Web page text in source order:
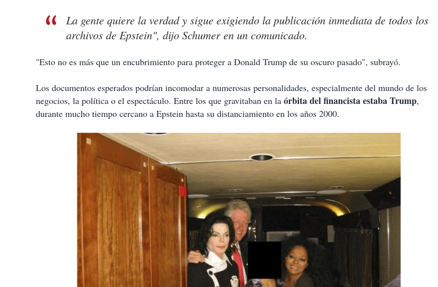
La gente quiere la verdad y sigue exigiendo la publicación inmediata de todos los
archivos de Epstein", dijo Schumer en un comunicado.
"Esto no es más que un encubrimiento para proteger a Donald Trump de su oscuro pasado", subrayó.
Los documentos esperados podrían incomodar a numerosas personalidades, especialmente del mundo de los
negocios, la política o el espectáculo. Entre los que gravitaban en la órbita del financista estaba Trump,
durante mucho tiempo cercano a Epstein hasta su distanciamiento en los años 2000.